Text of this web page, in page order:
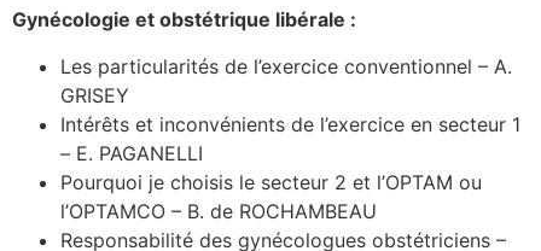
Gynécologie et obstétrique libérale :
Les particularités de l’exercice conventionnel – A.
GRISEY
Intérêts et inconvénients de l’exercice en secteur 1
– E. PAGANELLI
Pourquoi je choisis le secteur 2 et l’OPTAM ou
l’OPTAMCO – B. de ROCHAMBEAU
Responsabilité des gynécologues obstétriciens –